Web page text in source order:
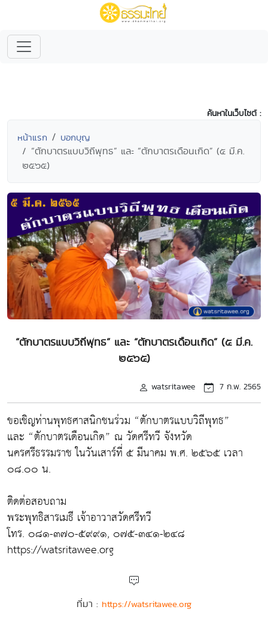
ค้นหาในเว็บไซต์ :
หน้าแรก บอกบุญ
“ตักบาตรแบบวิถีพุทธ” และ “ตักบาตรเดือนเกิด” (๕ มี.ค.
๒๕๖๕)
“ตักบาตรแบบวิถีพุทธ” และ “ตักบาตรเดือนเกิด” (๕ มี.ค.
๒๕๖๕)
watsritawee 7 ก.พ. 2565
ขอเชิญท่านพุทธศาสนิกชนร่วม “ตักบาตรแบบวิถีพุทธ”
และ “ตักบาตรเดือนเกิด” ณ วัดศรีทวี จังหวัด
นครศรีธรรมราช ในวันเสาร์ที่ ๕ มีนาคม พ.ศ. ๒๕๖๕ เวลา
๐๘.๐๐ น.
ติดต่อสอบถาม
พระพุทธิสารเมธี เจ้าอาวาสวัดศรีทวี
โทร. ๐๘๑-๓๗๐-๕๙๙๑, ๐๗๕-๓๔๑-๒๔๘
https://watsritawee.org
ที่มา : https://watsritawee.org